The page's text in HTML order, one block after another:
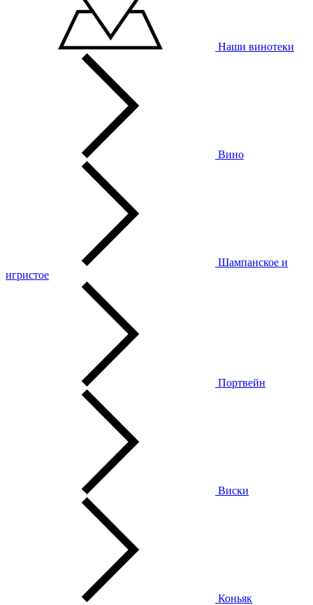
Наши винотеки
Вино
Шампанское и
игристое
Портвейн
Виски
Коньяк